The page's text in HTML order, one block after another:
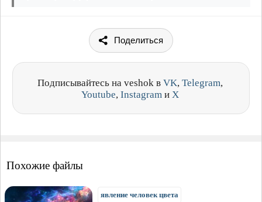
Поделиться
Подписывайтесь на veshok в VK, Telegram,
Youtube, Instagram и X
Похожие файлы
явление человек цвета